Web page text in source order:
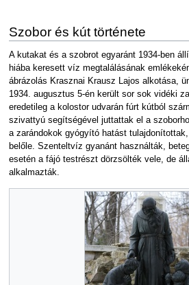
Szobor és kút története
A kutakat és a szobrot egyaránt 1934-ben
hiába keresett víz megtalálásának
ábrázolás Krasznai Krausz Lajos alkotása,
1934. augusztus 5-én került sor sok vidéki
eredetileg a kolostor udvarán fúrt kútból
szivattyú segítségével juttattak el a
a zarándokok gyógyító hatást
belőle. Szenteltvíz gyanánt használták,
esetén a fájó testrészt dörzsölték vele, de
alkalmazták.